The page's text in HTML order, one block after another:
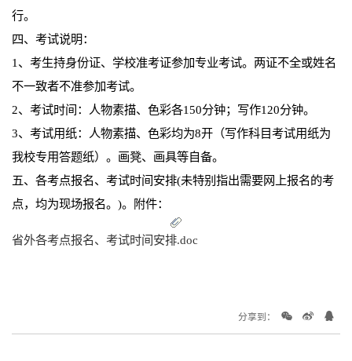
行。
四、考试说明：
1、考生持身份证、学校准考证参加专业考试。两证不全或姓名
不一致者不准参加考试。
2、考试时间：人物素描、色彩各150分钟；写作120分钟。
3、考试用纸：人物素描、色彩均为8开（写作科目考试用纸为
我校专用答题纸）。画凳、画具等自备。
五、各考点报名、考试时间安排(未特别指出需要网上报名的考
点，均为现场报名。)。附件：
省外各考点报名、考试时间安排.doc
分享到：